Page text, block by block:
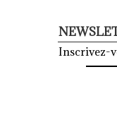
Inscrivez-